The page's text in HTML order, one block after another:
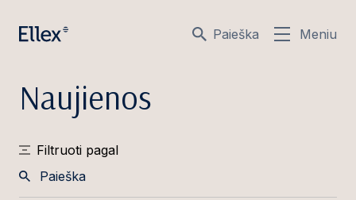
Paieška Meniu
Naujienos
Filtruoti pagal